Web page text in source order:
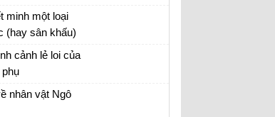
lí trên bản đồ Địa
minh một loại
(hay sân khấu)
hằng yêu thích.
cảnh lẻ loi của
trích Tình cảnh lẻ loi của người
nhân vật Ngô